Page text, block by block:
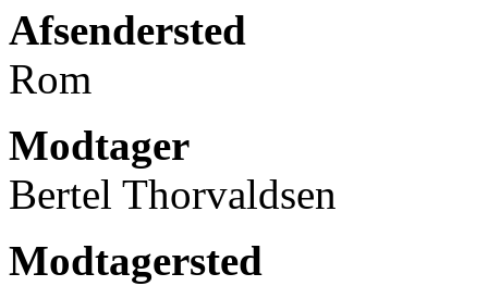
Afsendersted
Rom
Modtager
Bertel Thorvaldsen
Modtagersted